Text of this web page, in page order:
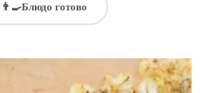
👨‍🍳Блюдо готово